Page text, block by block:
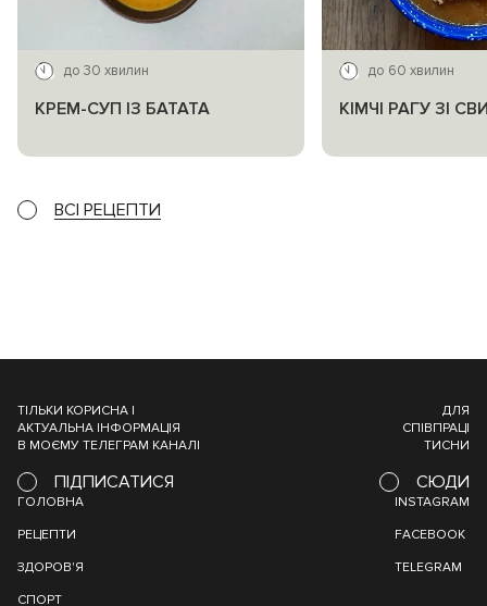
до 30 хвилин
КРЕМ-СУП ІЗ БАТАТА
до 60 хвилин
КІМЧІ РАГУ ЗІ
ВСІ РЕЦЕПТИ
ТІЛЬКИ КОРИСНА І
АКТУАЛЬНА ІНФОРМАЦІЯ
В МОЄМУ ТЕЛЕГРАМ КАНАЛІ
ПІДПИСАТИСЯ
ДЛЯ
СПІВПРАЦІ
ТИСНИ
СЮДИ
ГОЛОВНА
РЕЦЕПТИ
ЗДОРОВ'Я
СПОРТ
INSTAGRAM
FACEBOOK
TELEGRAM